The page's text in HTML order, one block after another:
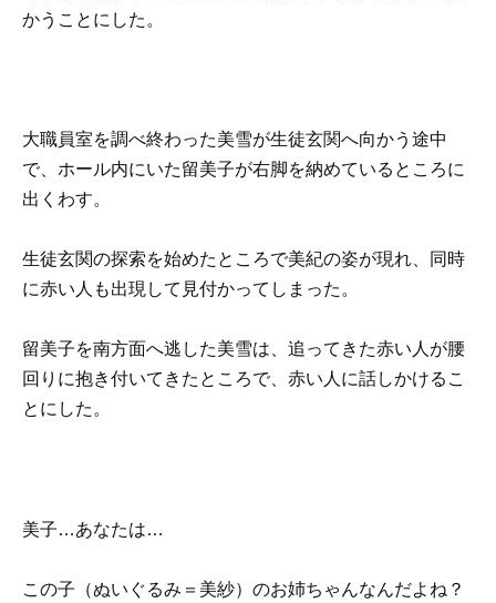
かうことにした。
大職員室を調べ終わった美雪が生徒玄関へ向かう途中
で、ホール内にいた留美子が右脚を納めているところに
出くわす。
生徒玄関の探索を始めたところで美紀の姿が現れ、同時
に赤い人も出現して見付かってしまった。
留美子を南方面へ逃した美雪は、追ってきた赤い人が腰
回りに抱き付いてきたところで、赤い人に話しかけるこ
とにした。
美子…あなたは…
この子（ぬいぐるみ＝美紗）のお姉ちゃんなんだよね？